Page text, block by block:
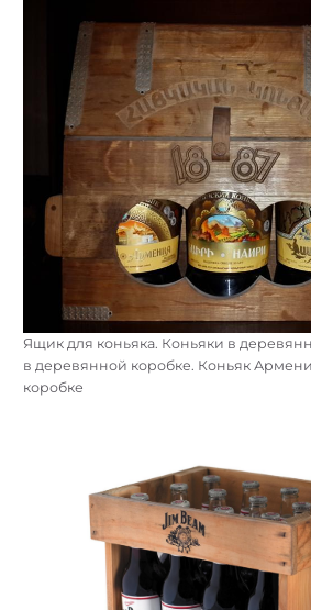
Ящик для коньяка. Коньяки в
в деревянной коробке. Коньяк
коробке